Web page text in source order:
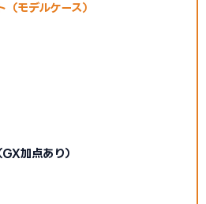
モデルケース）
加点あり）